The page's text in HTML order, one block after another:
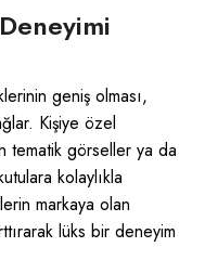
geniş olması,
Kişiye özel
tematik görseller ya da
kolaylıkla
markaya olan
lüks bir deneyim